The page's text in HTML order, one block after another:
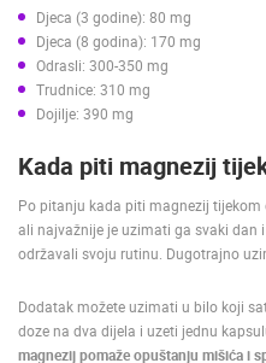
Djeca (3 godine): 80 mg
Djeca (8 godina): 170 mg
Odrasli: 300-350 mg
Trudnice: 310 mg
Dojilje: 390 mg
Kada piti magnezij
Po pitanju kada piti magnezij
ali najvažnije je uzimati ga svaki dan
održavali svoju rutinu. Dugotrajno
Dodatak možete uzimati u bilo koji
doze na dva dijela i uzeti jednu
magnezij pomaže opuštanju mišića i